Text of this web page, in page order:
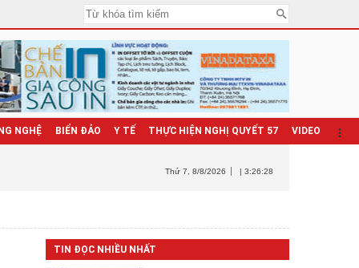
NGHỆ BIỂN ĐẢO Y TẾ THỰC HIỆN NGHỊ QUYẾT 57 VIDEO
Thứ 7 , 8/8/2026 | 3:26:29
TIN ĐỌC NHIỀU NHẤT